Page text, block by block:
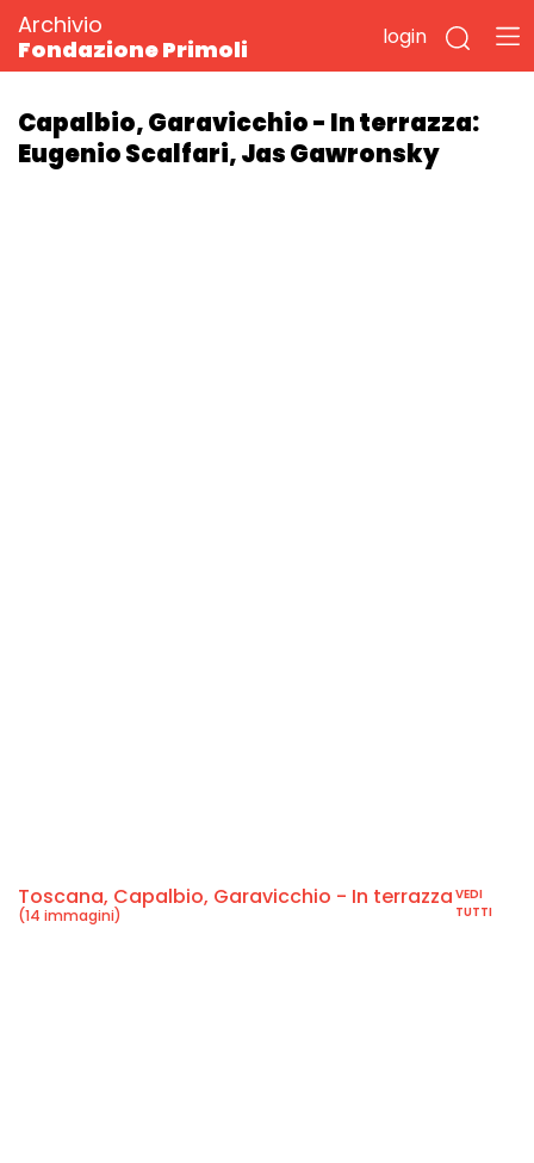
Archivio
Fondazione Primoli
login
Capalbio, Garavicchio - In terrazza:
Eugenio Scalfari, Jas Gawronsky
Toscana, Capalbio, Garavicchio - In terrazza
(14 immagini)
VEDI
TUTTI